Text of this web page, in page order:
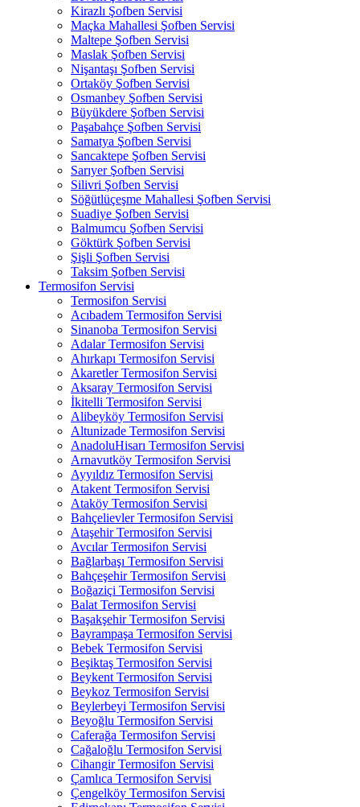
Kirazlı Şofben Servisi
Maçka Mahallesi Şofben Servisi
Maltepe Şofben Servisi
Maslak Şofben Servisi
Nişantaşı Şofben Servisi
Ortaköy Şofben Servisi
Osmanbey Şofben Servisi
Büyükdere Şofben Servisi
Paşabahçe Şofben Servisi
Samatya Şofben Servisi
Sancaktepe Şofben Servisi
Sarıyer Şofben Servisi
Silivri Şofben Servisi
Söğütlüçeşme Mahallesi Şofben Servisi
Suadiye Şofben Servisi
Balmumcu Şofben Servisi
Göktürk Şofben Servisi
Şişli Şofben Servisi
Taksim Şofben Servisi
Termosifon Servisi
Termosifon Servisi
Acıbadem Termosifon Servisi
Sinanoba Termosifon Servisi
Adalar Termosifon Servisi
Ahırkapı Termosifon Servisi
Akaretler Termosifon Servisi
Aksaray Termosifon Servisi
İkitelli Termosifon Servisi
Alibeyköy Termosifon Servisi
Altunizade Termosifon Servisi
AnadoluHisarı Termosifon Servisi
Arnavutköy Termosifon Servisi
Ayyıldız Termosifon Servisi
Atakent Termosifon Servisi
Ataköy Termosifon Servisi
Bahçelievler Termosifon Servisi
Ataşehir Termosifon Servisi
Avcılar Termosifon Servisi
Bağlarbaşı Termosifon Servisi
Bahçeşehir Termosifon Servisi
Boğaziçi Termosifon Servisi
Balat Termosifon Servisi
Başakşehir Termosifon Servisi
Bayrampaşa Termosifon Servisi
Bebek Termosifon Servisi
Beşiktaş Termosifon Servisi
Beykent Termosifon Servisi
Beykoz Termosifon Servisi
Beylerbeyi Termosifon Servisi
Beyoğlu Termosifon Servisi
Caferağa Termosifon Servisi
Cağaloğlu Termosifon Servisi
Cihangir Termosifon Servisi
Çamlıca Termosifon Servisi
Çengelköy Termosifon Servisi